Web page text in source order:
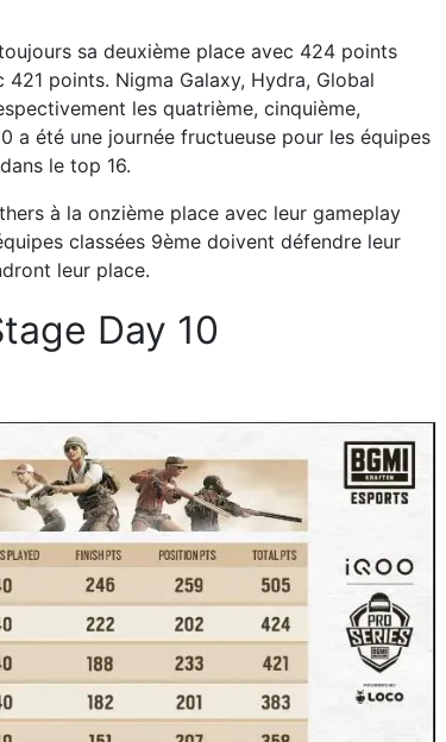
sa deuxième place avec 424 points
points. Nigma Galaxy, Hydra, Global
les quatrième, cinquième,
a été une journée fructueuse pour les équipes
le top 16.
à la onzième place avec leur gameplay
classées 9ème doivent défendre leur
leur place.
Day 10